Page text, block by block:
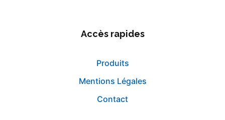
Accès rapides
Produits
Mentions Légales
Contact